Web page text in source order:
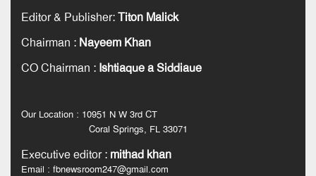
Editor & Publisher:Titon Malick
Chairman : Nayeem Khan
CO Chairman : Ishtiaque a Siddiaue
Our Location : 10951 N W 3rd CT
Coral Springs, FL 33071
Executive editor: mithad khan
Email : fbnewsroom247@gmail.com